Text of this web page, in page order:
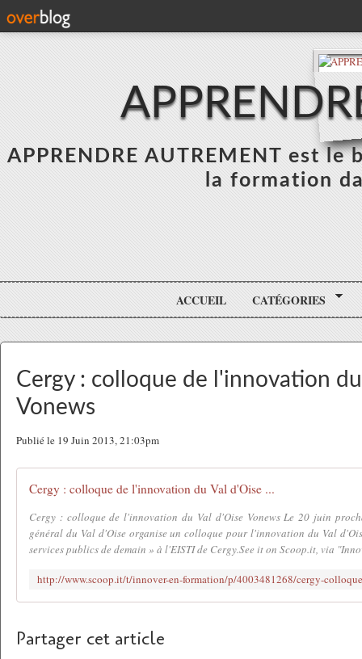
APPRENDRE AUTREMENT est
la formation
ACCUEIL CATÉGORIES
Cergy : colloque de l'innovation
Vonews
Publié le 19 Juin 2013, 21:03pm
Cergy : colloque de l'innovation du Val d'Oise ...
Cergy : colloque de l'innovation du Val d'Oise Vonews Le 20 juin
général du Val d'Oise organise un colloque pour l'innovation du Val
services publics de demain » à l'EISTI de Cergy.See it on Scoop.it, via
Partager cet article